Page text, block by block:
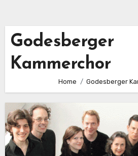
Godesberger
Kammerchor
Home Godesberger